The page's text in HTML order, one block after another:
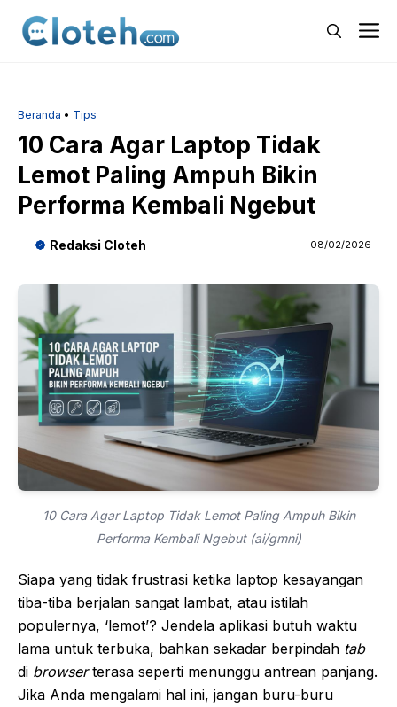
Beranda • Tips
10 Cara Agar Laptop Tidak
Lemot Paling Ampuh Bikin
Performa Kembali Ngebut
Redaksi Cloteh 08/02/2026
10 Cara Agar Laptop Tidak Lemot Paling Ampuh Bikin
Performa Kembali Ngebut (ai/gmni)
Siapa yang tidak frustrasi ketika laptop kesayangan
tiba-tiba berjalan sangat lambat, atau istilah
populernya, ‘lemot’? Jendela aplikasi butuh waktu
lama untuk terbuka, bahkan sekadar berpindah tab
di browserterasa seperti menunggu antrean panjang.
Jika Anda mengalami hal ini, jangan buru-buru